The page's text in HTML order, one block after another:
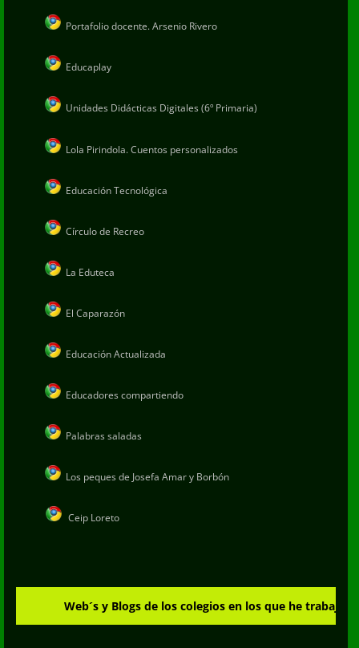
Portafolio docente. Arsenio Rivero
Educaplay
Unidades Didácticas Digitales (6º Primaria)
Lola Pirindola. Cuentos personalizados
Educación Tecnológica
Círculo de Recreo
La Eduteca
El Caparazón
Educación Actualizada
Educadores compartiendo
Palabras saladas
Los peques de Josefa Amar y Borbón
Ceip Loreto
Web´s y Blogs de los colegios en los que he